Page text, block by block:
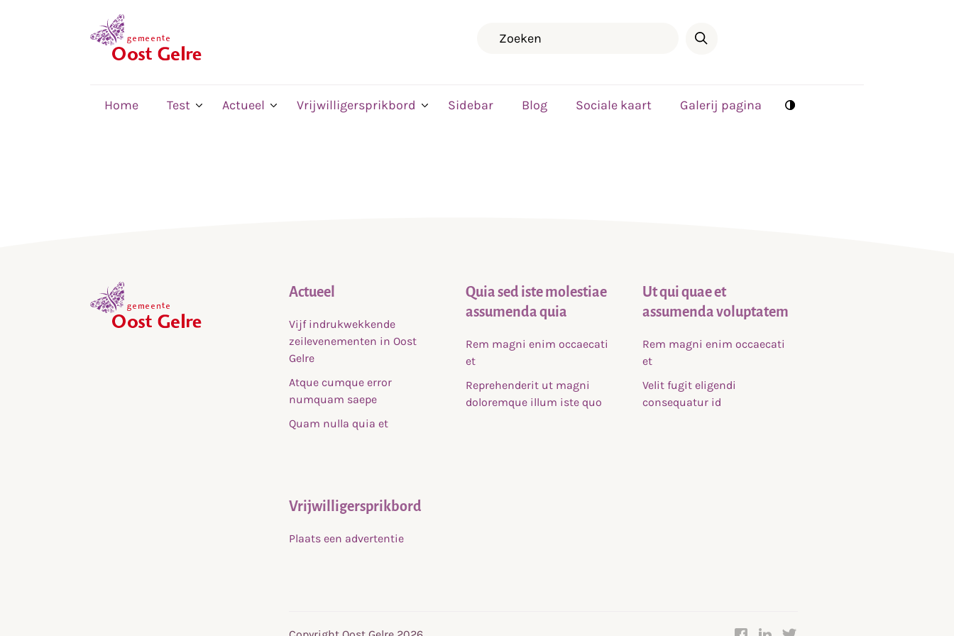
Home Test Actueel Vrijwilligersprikbord Sidebar Blog Sociale kaart Galerij pagina
Actueel
Vijf indrukwekkende
zeilevenementen in Oost
Gelre
Atque cumque error
numquam saepe
Quam nulla quia et
Quia sed iste molestiae
assumenda quia
Rem magni enim occaecati
et
Reprehenderit ut magni
doloremque illum iste quo
Ut qui quae et
assumenda voluptatem
Rem magni enim occaecati
et
Velit fugit eligendi
consequatur id
Vrijwilligersprikbord
Plaats een advertentie